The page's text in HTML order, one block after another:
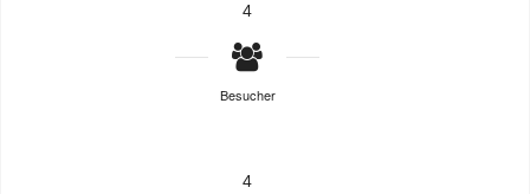
4
Besucher
4